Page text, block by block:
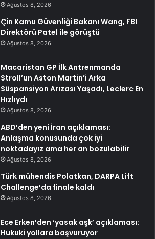
Ağustos 8, 2026
Çin Kamu Güvenliği Bakanı Wang, FBI
Direktörü Patel ile görüştü
Ağustos 8, 2026
Macaristan GP İlk Antrenmanda
Stroll’un Aston Martin’i Arka
Süspansiyon Arızası Yaşadı, Leclerc En
Hızlıydı
Ağustos 8, 2026
ABD’den yeni İran açıklaması:
Anlaşma konusunda çok iyi
noktadayız ama her an bozulabilir
Ağustos 8, 2026
Türk mühendis Polatkan, DARPA Lift
Challenge’da finale kaldı
Ağustos 8, 2026
Ece Erken’den ‘yasak aşk’ açıklaması:
Hukuki yollara başvuruyor